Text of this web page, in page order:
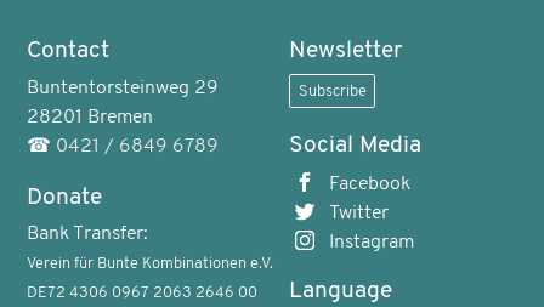
Contact
Buntentorsteinweg 29
28201 Bremen
☎ 0421 / 6849 6789
Donate
Bank Transfer:
Verein für Bunte Kombinationen e.V.
DE72 4306 0967 2063 2646 00
Newsletter
Subscribe
Social Media
Facebook
Twitter
Instagram
Language